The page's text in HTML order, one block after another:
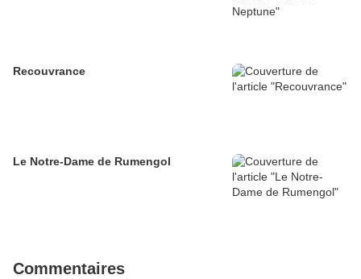
Recouvrance
Le Notre-Dame de Rumengol
Commentaires